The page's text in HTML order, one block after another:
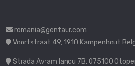
romania@gentaur.com
Voortstraat 49, 1910 Kampenhout
Strada Avram Iancu 7B, 075100